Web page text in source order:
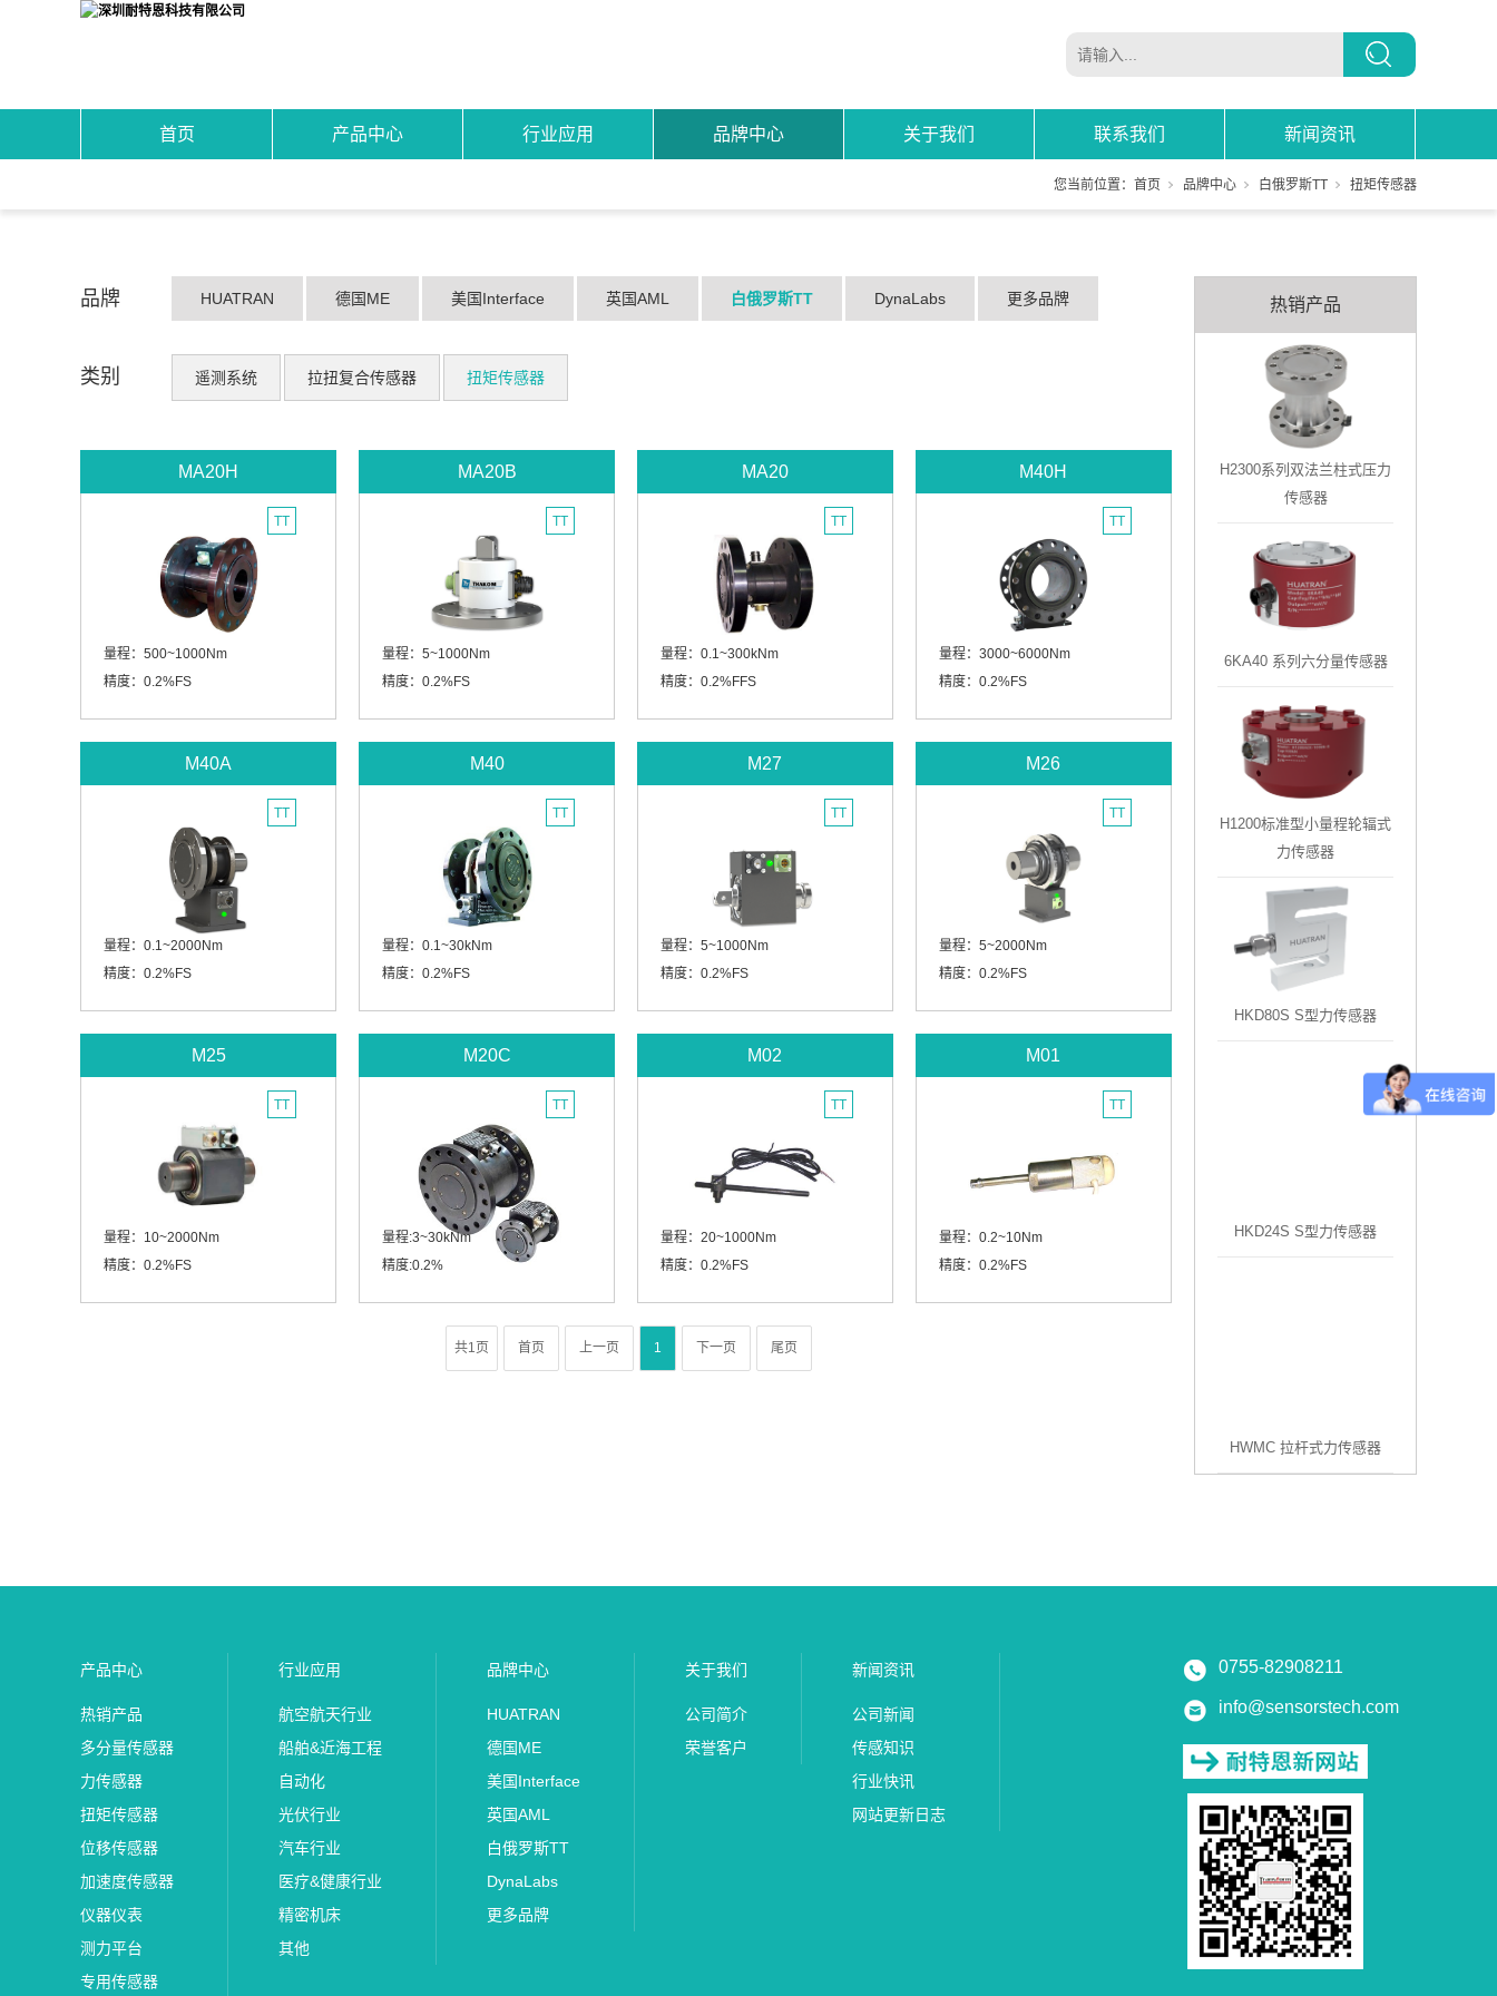
首页 产品中心 行业应用 品牌中心 关于我们 联系我们 新闻资讯
您当前位置： 首页 品牌中心 白俄罗斯TT 扭矩传感器
品牌 HUATRAN 德国ME 美国Interface 英国AML 白俄罗斯TT DynaLabs 更多品牌
类别 遥测系统 拉扭复合传感器 扭矩传感器
MA20H
TT
量程：500~1000Nm
精度：0.2%FS
MA20B
TT
量程：5~1000Nm
精度：0.2%FS
MA20
TT
量程：0.1~300kNm
精度：0.2%FFS
M40H
TT
量程：3000~6000Nm
精度：0.2%FS
M40A
TT
量程：0.1~2000Nm
精度：0.2%FS
M40
TT
量程：0.1~30kNm
精度：0.2%FS
M27
TT
量程：5~1000Nm
精度：0.2%FS
M26
TT
量程：5~2000Nm
精度：0.2%FS
M25
TT
量程：10~2000Nm
精度：0.2%FS
M20C
TT
量程:3~30kNm
精度:0.2%
M02
TT
量程：20~1000Nm
精度：0.2%FS
M01
TT
量程：0.2~10Nm
精度：0.2%FS
共1页 首页 上一页 1 下一页 尾页
热销产品
H2300系列双法兰柱式压力
传感器
6KA40 系列六分量传感器
H1200标准型小量程轮辐式
力传感器
HKD80S S型力传感器
HKD24S S型力传感器
HWMC 拉杆式力传感器
产品中心
热销产品
多分量传感器
力传感器
扭矩传感器
位移传感器
加速度传感器
仪器仪表
测力平台
专用传感器
行业应用
航空航天行业
船舶&近海工程
自动化
光伏行业
汽车行业
医疗&健康行业
精密机床
其他
品牌中心
HUATRAN
德国ME
美国Interface
英国AML
白俄罗斯TT
DynaLabs
更多品牌
关于我们
公司简介
荣誉客户
新闻资讯
公司新闻
传感知识
行业快讯
网站更新日志
0755-82908211
info@sensorstech.com